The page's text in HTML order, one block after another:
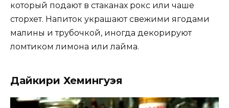
который подают в стаканах рокс или чаше
сторхет. Напиток украшают свежими ягодами
малины и трубочкой, иногда декорируют
ломтиком лимона или лайма.
Дайкири Хемингуэя